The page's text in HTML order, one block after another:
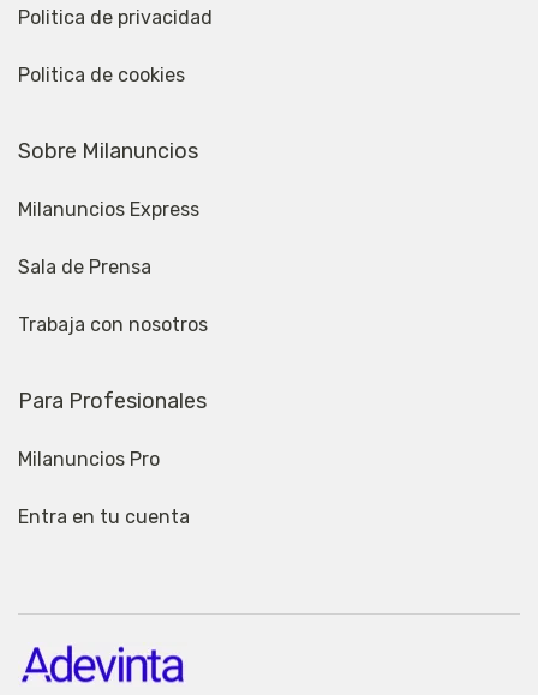
Politica de privacidad
Politica de cookies
Sobre Milanuncios
Milanuncios Express
Sala de Prensa
Trabaja con nosotros
Para Profesionales
Milanuncios Pro
Entra en tu cuenta